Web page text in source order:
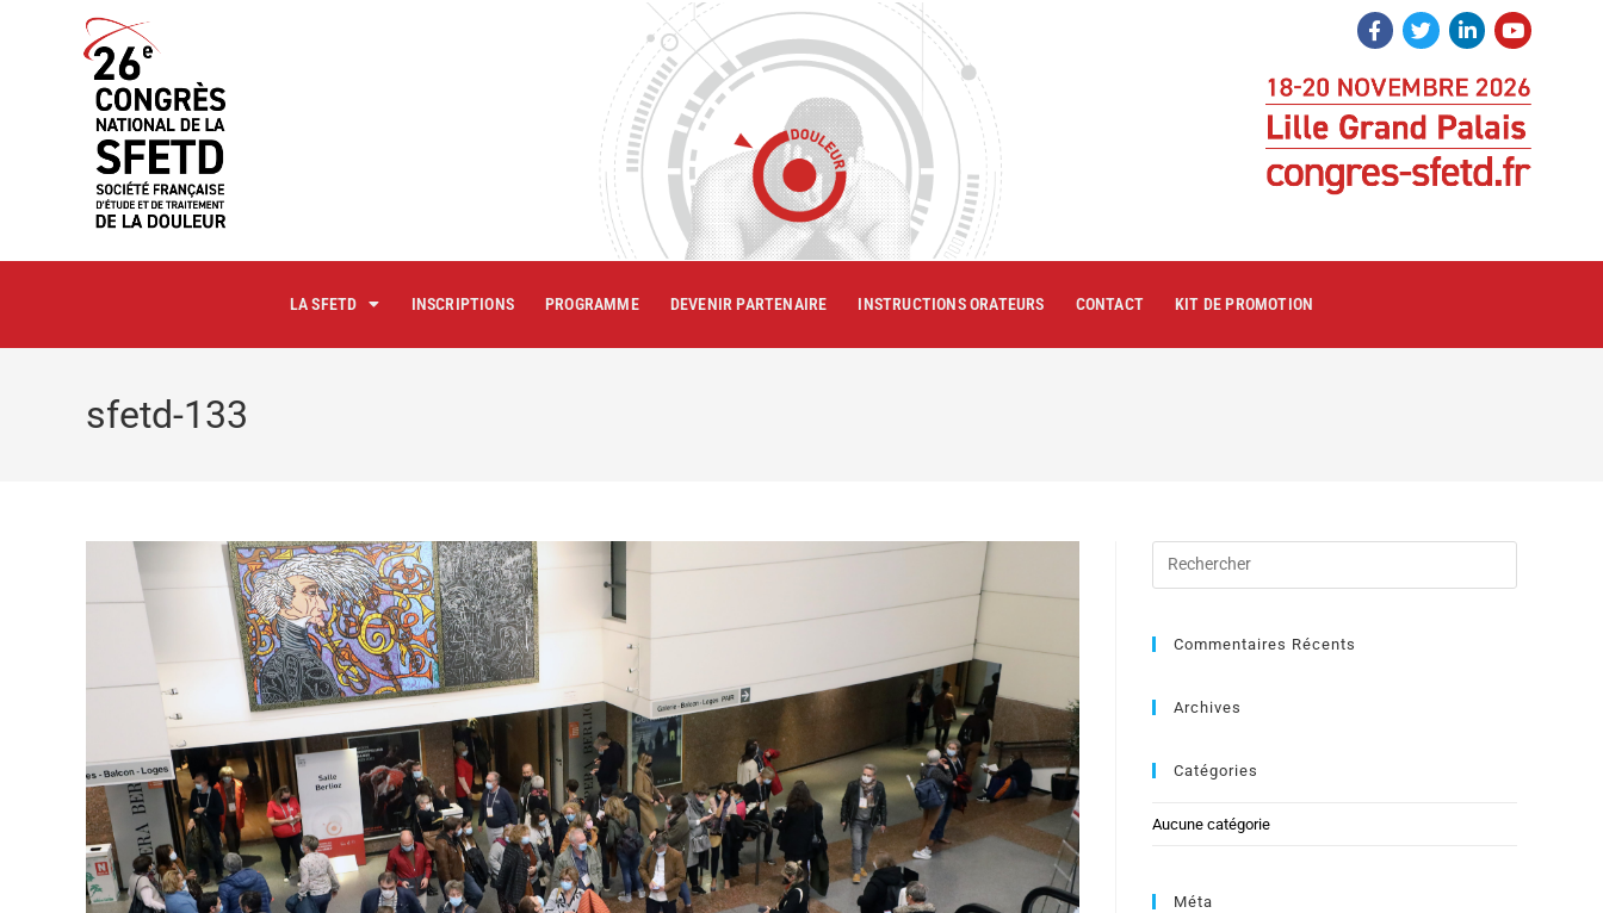
LA SFETD INSCRIPTIONS PROGRAMME DEVENIR PARTENAIRE INSTRUCTIONS ORATEURS CONTACT KIT DE PROMOTION
sfetd-133
Commentaires Récents
Archives
Catégories
Aucune catégorie
Méta